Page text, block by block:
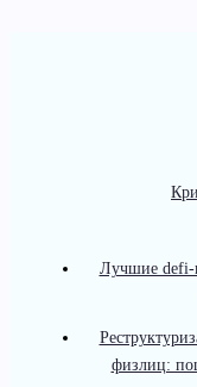
Лучшие defi-
физлиц: